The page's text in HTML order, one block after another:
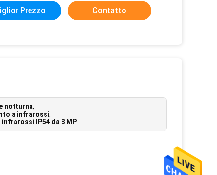
Prezzo Contatto
notturna,
a infrarossi,
IP54 da 8 MP